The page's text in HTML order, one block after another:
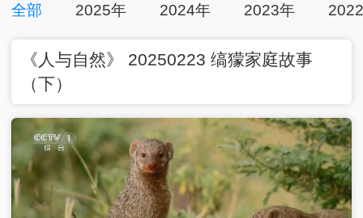
點擊下載
全部 2025年 2024年 2023年
《人与自然》 20250223 缟獴家庭故事
（下）